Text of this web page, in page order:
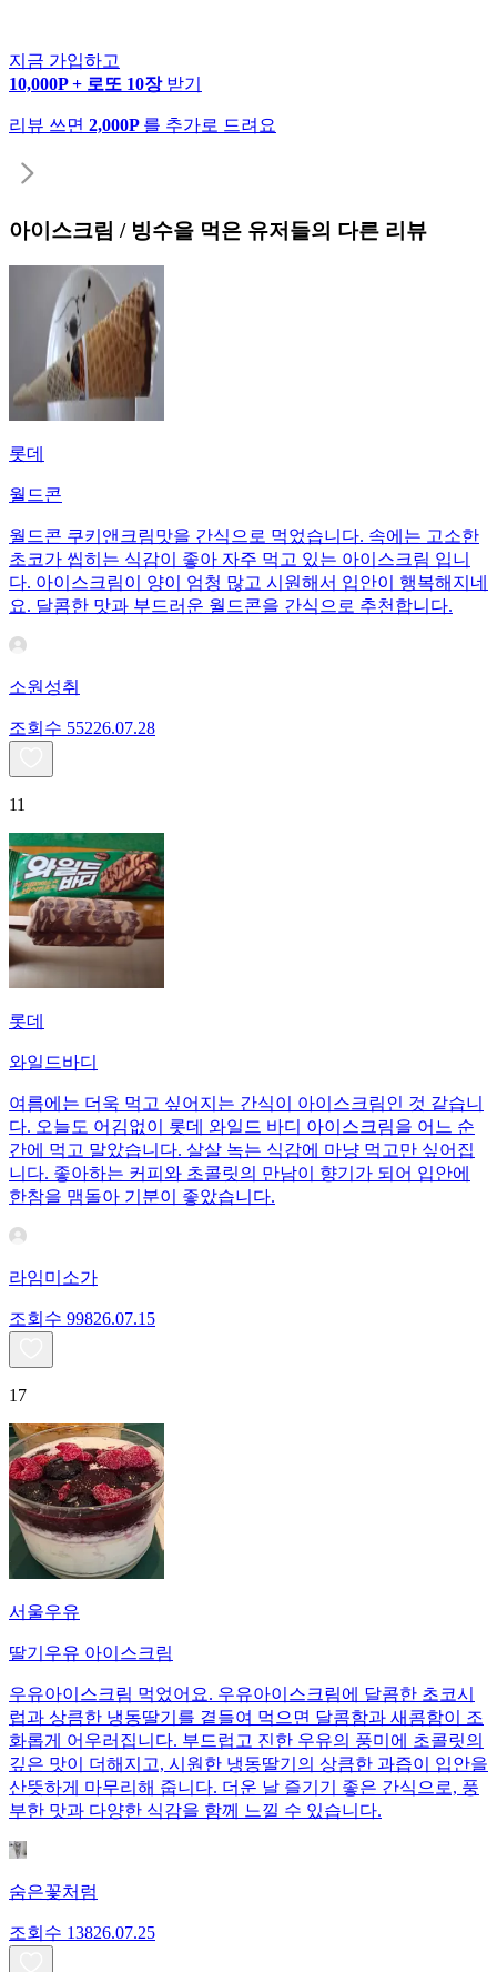
지금 가입하고
10,000P + 로또 10장 받기
리뷰 쓰면 2,000P 를 추가로 드려요
아이스크림 / 빙수을 먹은 유저들의 다른 리뷰
롯데
월드콘
월드콘 쿠키앤크림맛을 간식으로 먹었습니다. 속에는 고소한
초코가 씹히는 식감이 좋아 자주 먹고 있는 아이스크림 입니
다. 아이스크림이 양이 엄청 많고 시원해서 입안이 행복해지네
요. 달콤한 맛과 부드러운 월드콘을 간식으로 추천합니다.
소원성취
조회수 55226.07.28
11
롯데
와일드바디
여름에는 더욱 먹고 싶어지는 간식이 아이스크림인 것 같습니
다. 오늘도 어김없이 롯데 와일드 바디 아이스크림을 어느 순
간에 먹고 말았습니다. 살살 녹는 식감에 마냥 먹고만 싶어집
니다. 좋아하는 커피와 초콜릿의 만남이 향기가 되어 입안에
한참을 맴돌아 기분이 좋았습니다.
라임미소가
조회수 99826.07.15
17
서울우유
딸기우유 아이스크림
우유아이스크림 먹었어요. 우유아이스크림에 달콤한 초코시
럽과 상큼한 냉동딸기를 곁들여 먹으면 달콤함과 새콤함이 조
화롭게 어우러집니다. 부드럽고 진한 우유의 풍미에 초콜릿의
깊은 맛이 더해지고, 시원한 냉동딸기의 상큼한 과즙이 입안을
산뜻하게 마무리해 줍니다. 더운 날 즐기기 좋은 간식으로, 풍
부한 맛과 다양한 식감을 함께 느낄 수 있습니다.
숨은꽃처럼
조회수 13826.07.25